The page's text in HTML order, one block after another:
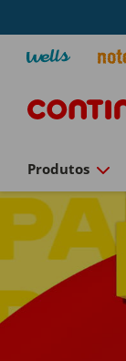
Produtos